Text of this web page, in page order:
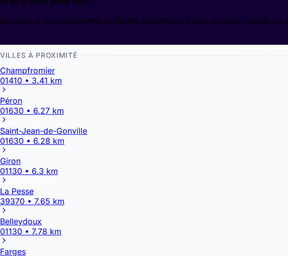
Accédez à la cartographie complète et interactive pour explorer toutes les
VILLES À PROXIMITÉ
Champfromier
01410 • 3.41 km
Péron
01630 • 6.27 km
Saint-Jean-de-Gonville
01630 • 6.28 km
Giron
01130 • 6.3 km
La Pesse
39370 • 7.65 km
Belleydoux
01130 • 7.78 km
Farges